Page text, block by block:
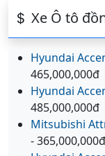
Xe Ô tô
Hyundai
465,000,000đ
Hyundai
485,000,000đ
Mitsubishi
- 365,000,000đ